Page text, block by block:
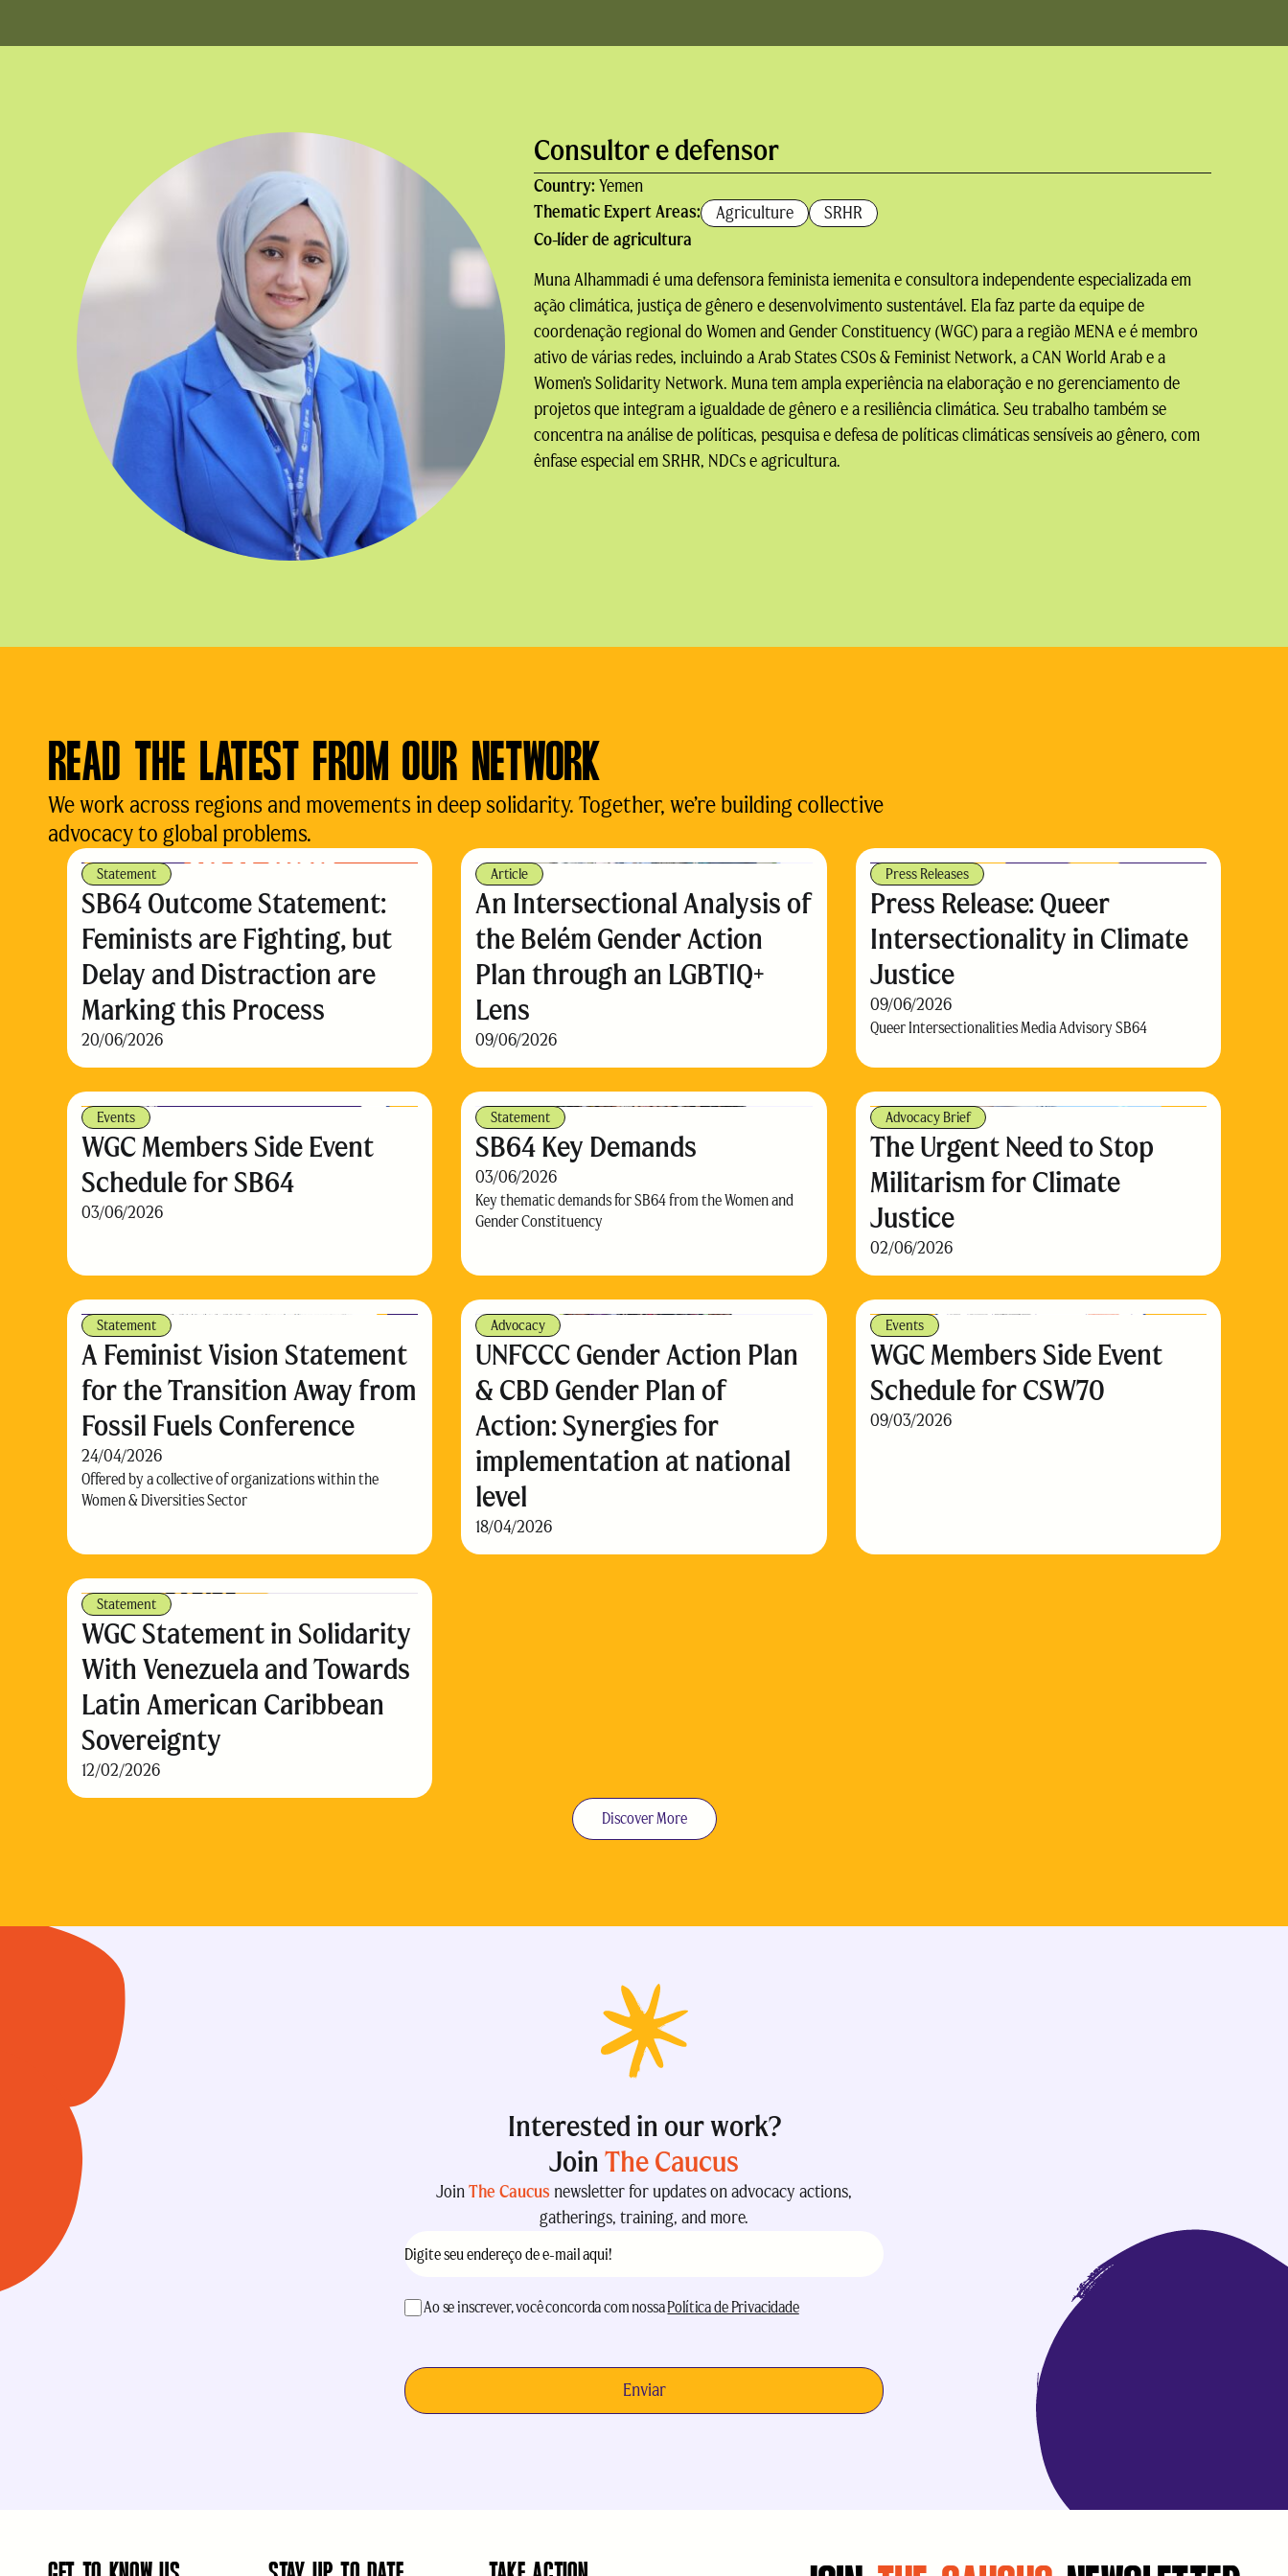
Consultor e defensor
Country: Yemen
Thematic Expert Areas:
Agriculture
SRHR
Co-líder de agricultura
Muna Alhammadi é uma defensora feminista iemenita e consultora independente especializada em
ação climática, justiça de gênero e desenvolvimento sustentável. Ela faz parte da equipe de
coordenação regional do Women and Gender Constituency (WGC) para a região MENA e é membro
ativo de várias redes, incluindo a Arab States CSOs & Feminist Network, a CAN World Arab e a
Women’s Solidarity Network. Muna tem ampla experiência na elaboração e no gerenciamento de
projetos que integram a igualdade de gênero e a resiliência climática. Seu trabalho também se
concentra na análise de políticas, pesquisa e defesa de políticas climáticas sensíveis ao gênero, com
ênfase especial em SRHR, NDCs e agricultura.
READ THE LATEST FROM OUR NETWORK
We work across regions and movements in deep solidarity. Together, we’re building collective
advocacy to global problems.
Statement
SB64 Outcome Statement:
Feminists are Fighting, but
Delay and Distraction are
Marking this Process
20/06/2026
Article
An Intersectional Analysis of
the Belém Gender Action
Plan through an LGBTIQ+
Lens
09/06/2026
Press Releases
Press Release: Queer
Intersectionality in Climate
Justice
09/06/2026
Queer Intersectionalities Media Advisory SB64
Events
WGC Members Side Event
Schedule for SB64
03/06/2026
Statement
SB64 Key Demands
03/06/2026
Key thematic demands for SB64 from the Women and
Gender Constituency
Advocacy Brief
The Urgent Need to Stop
Militarism for Climate
Justice
02/06/2026
Statement
A Feminist Vision Statement
for the Transition Away from
Fossil Fuels Conference
24/04/2026
Offered by a collective of organizations within the
Women & Diversities Sector
Advocacy
UNFCCC Gender Action Plan
& CBD Gender Plan of
Action: Synergies for
implementation at national
level
18/04/2026
Events
WGC Members Side Event
Schedule for CSW70
09/03/2026
Statement
WGC Statement in Solidarity
With Venezuela and Towards
Latin American Caribbean
Sovereignty
12/02/2026
Discover More
Interested in our work?
JoinThe Caucus
JoinThe Caucus newsletter for updates on advocacy actions,
gatherings, training, and more.
mail(obrigatório)
aceitação(obrigatório)
Ao se inscrever, você concorda com nossaPolítica de Privacidade